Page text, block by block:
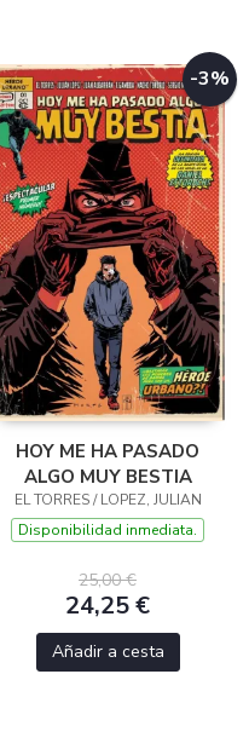
-3%
HOY ME HA PASADO
ALGO MUY BESTIA
EL TORRES / LOPEZ, JULIAN
Disponibilidad inmediata.
25,00 €
24,25 €
Añadir a cesta